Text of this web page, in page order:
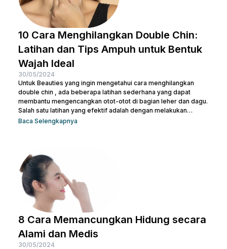
10 Cara Menghilangkan Double Chin:
Latihan dan Tips Ampuh untuk Bentuk
Wajah Ideal
30/05/2024
Untuk Beauties yang ingin mengetahui cara menghilangkan
double chin , ada beberapa latihan sederhana yang dapat
membantu mengencangkan otot-otot di bagian leher dan dagu.
Salah satu latihan yang efektif adalah dengan melakukan
gerakan menutup dan membuka mulut secara berulang. Kamu
simak penjelasan lengkapnya di bawah ini. 5 Penyebab Double
Chin Penyebab...
Baca Selengkapnya
8 Cara Memancungkan Hidung secara
Alami dan Medis
30/05/2024